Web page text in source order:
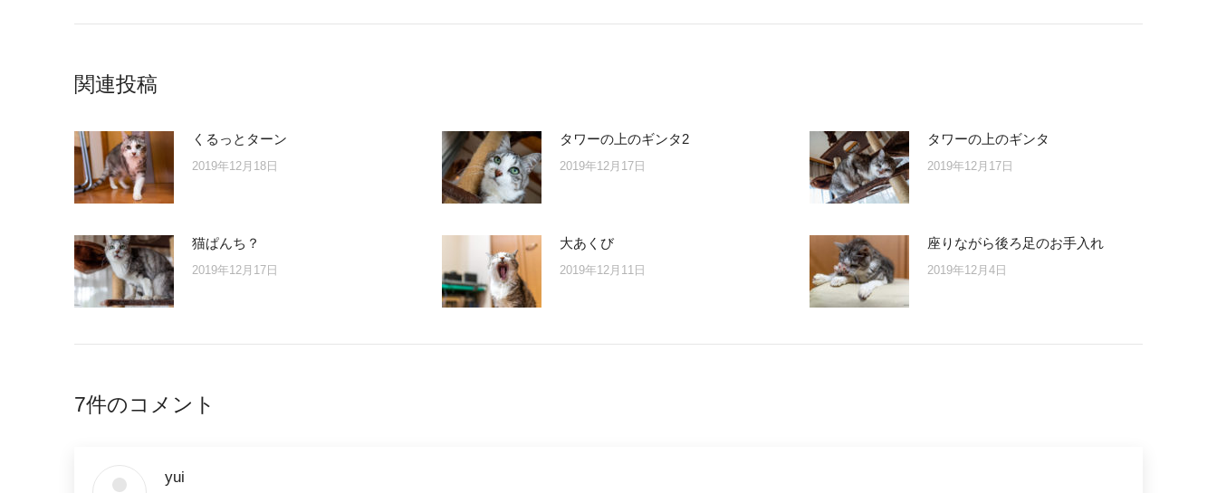
関連投稿
くるっとターン
2019年12月18日
タワーの上のギンタ2
2019年12月17日
タワーの上のギンタ
2019年12月17日
猫ぱんち？
2019年12月17日
大あくび
2019年12月11日
座りながら後ろ足のお手入れ
2019年12月4日
7件のコメント
yui